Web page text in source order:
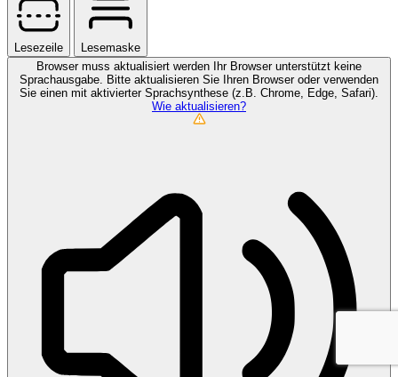
Lesezeile
Lesemaske
Browser muss aktualisiert werden
Ihr Browser unterstützt keine
Sprachausgabe. Bitte aktualisieren Sie Ihren Browser oder verwenden
Sie einen mit aktivierter Sprachsynthese (z.B. Chrome, Edge, Safari).
Wie aktualisieren?